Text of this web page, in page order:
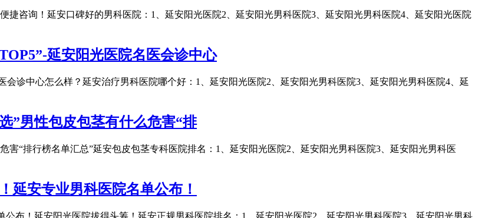
捷咨询！延安口碑好的男科医院：1、延安阳光医院2、延安阳光男科医院3、延安阳光男科医院4、延安阳光医院
延安阳光医院名医会诊中心
诊中心怎么样？延安治疗男科医院哪个好：1、延安阳光医院2、延安阳光男科医院3、延安阳光男科医院4、延
”男性包皮包茎有什么危害“排
害“排行榜名单汇总”延安包皮包茎专科医院排名：1、延安阳光医院2、延安阳光男科医院3、延安阳光男科医
延安专业男科医院名单公布！
布！延安阳光医院拔得头筹！延安正规男科医院排名：1、延安阳光医院2、延安阳光男科医院3、延安阳光男科